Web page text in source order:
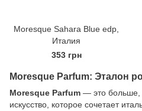
Moresque Sahara Blue edp,
Италия
353 грн
Moresque Parfum: Эталон
Moresque Parfum — это больше,
искусство, которое сочетает